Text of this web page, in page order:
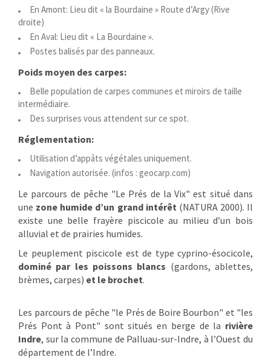
En Amont: Lieu dit « la Bourdaine » Route d’Argy (Rive
droite)
En Aval: Lieu dit « La Bourdaine ».
Postes balisés par des panneaux.
Poids moyen des carpes:
Belle population de carpes communes et miroirs de taille
intermédiaire.
Des surprises vous attendent sur ce spot.
Réglementation:
Utilisation d’appâts végétales uniquement.
Navigation autorisée. (infos : geocarp.com)
Le parcours de pêche "Le Prés de la Vix" est situé dans
une zone humide d’un grand intérêt (NATURA 2000). Il
existe une belle frayère piscicole au milieu d’un bois
alluvial et de prairies humides.
Le peuplement piscicole est de type cyprino-ésocicole,
dominé par les poissons blancs (gardons, ablettes,
brèmes, carpes) et le brochet.
Les parcours de pêche "le Prés de Boire Bourbon" et "les
Prés Pont à Pont" sont situés en berge de la rivière
Indre, sur la commune de Palluau-sur-Indre, à l’Ouest du
département de l’Indre.